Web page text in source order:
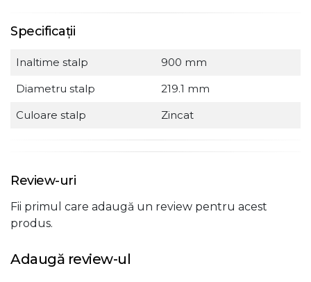
Specificații
Inaltime stalp
900 mm
Diametru stalp
219.1 mm
Culoare stalp
Zincat
Review-uri
Fii primul care adaugă un review pentru acest
produs.
Adaugă review-ul